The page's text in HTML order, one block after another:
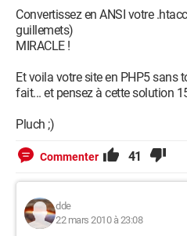
Convertissez en ANSI votre
guillemets)
MIRACLE !
Et voila votre site en PHP5 sans
fait... et pensez à cette solution
Pluch ;)
Commenter 41
dde
22 mars 2010 à 23:08